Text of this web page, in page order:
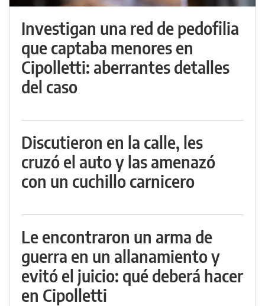
Investigan una red de pedofilia
que captaba menores en
Cipolletti: aberrantes detalles
del caso
Discutieron en la calle, les
cruzó el auto y las amenazó
con un cuchillo carnicero
Le encontraron un arma de
guerra en un allanamiento y
evitó el juicio: qué deberá hacer
en Cipolletti